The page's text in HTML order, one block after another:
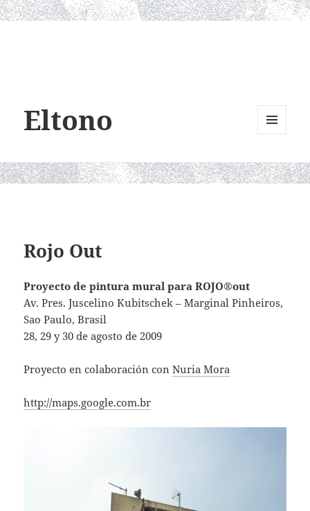
Eltono
WIDGETS
Rojo Out
Proyecto de pintura mural para ROJO®out
Av. Pres. Juscelino Kubitschek – Marginal Pinheiros,
Sao Paulo, Brasil
28, 29 y 30 de agosto de 2009
Proyecto en colaboración con Nuria Mora
http://maps.google.com.br